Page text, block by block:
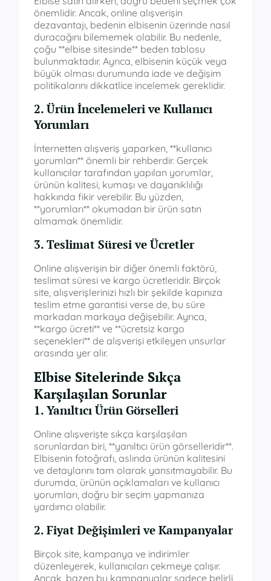
önemlidir. Ancak, online alışverişin
dezavantajı, bedenin elbisenin üzerinde nasıl
duracağını bilememek olabilir. Bu nedenle,
çoğu **elbise sitesinde** beden tablosu
bulunmaktadır. Ayrıca, elbisenin küçük veya
büyük olması durumunda iade ve değişim
politikalarını dikkatlice incelemek gereklidir.
2. Ürün İncelemeleri ve Kullanıcı
Yorumları
İnternetten alışveriş yaparken, **kullanıcı
yorumları** önemli bir rehberdir. Gerçek
kullanıcılar tarafından yapılan yorumlar,
ürünün kalitesi, kumaşı ve dayanıklılığı
hakkında fikir verebilir. Bu yüzden,
**yorumları** okumadan bir ürün satın
almamak önemlidir.
3. Teslimat Süresi ve Ücretler
Online alışverişin bir diğer önemli faktörü,
teslimat süresi ve kargo ücretleridir. Birçok
site, alışverişlerinizi hızlı bir şekilde kapınıza
teslim etme garantisi verse de, bu süre
markadan markaya değişebilir. Ayrıca,
**kargo ücreti** ve **ücretsiz kargo
seçenekleri** de alışverişi etkileyen unsurlar
arasında yer alır.
Elbise Sitelerinde Sıkça
Karşılaşılan Sorunlar
1. Yanıltıcı Ürün Görselleri
Online alışverişte sıkça karşılaşılan
sorunlardan biri, **yanıltıcı ürün görselleridir**.
Elbisenin fotoğrafı, aslında ürünün kalitesini
ve detaylarını tam olarak yansıtmayabilir. Bu
durumda, ürünün açıklamaları ve kullanıcı
yorumları, doğru bir seçim yapmanıza
yardımcı olabilir.
2. Fiyat Değişimleri ve Kampanyalar
Birçok site, kampanya ve indirimler
düzenleyerek, kullanıcıları çekmeye çalışır.
Ancak, bazen bu kampanyalar sadece belirli